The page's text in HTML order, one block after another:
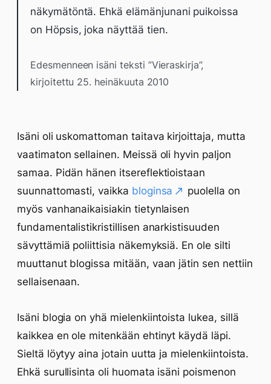
näkymätöntä. Ehkä elämänjunani puikoissa
on Höpsis, joka näyttää tien.
Edesmenneen isäni teksti ”Vieraskirja”,
kirjoitettu 25. heinäkuuta 2010
Isäni oli uskomattoman taitava kirjoittaja, mutta
vaatimaton sellainen. Meissä oli hyvin paljon
samaa. Pidän hänen itsereflektioistaan
suunnattomasti, vaikka bloginsa
puolella on
myös vanhanaikaisiakin tietynlaisen
fundamentalistikristillisen anarkistisuuden
sävyttämiä poliittisia näkemyksiä. En ole silti
muuttanut blogissa mitään, vaan jätin sen nettiin
sellaisenaan.
Isäni blogia on yhä mielenkiintoista lukea, sillä
kaikkea en ole mitenkään ehtinyt käydä läpi.
Sieltä löytyy aina jotain uutta ja mielenkiintoista.
Ehkä surullisinta oli huomata isäni poismenon